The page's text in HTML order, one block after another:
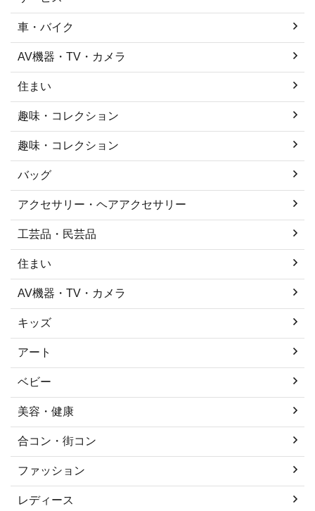
車・バイク
AV機器・TV・カメラ
住まい
趣味・コレクション
趣味・コレクション
バッグ
アクセサリー・ヘアアクセサリー
工芸品・民芸品
住まい
AV機器・TV・カメラ
キッズ
アート
ベビー
美容・健康
合コン・街コン
ファッション
レディース